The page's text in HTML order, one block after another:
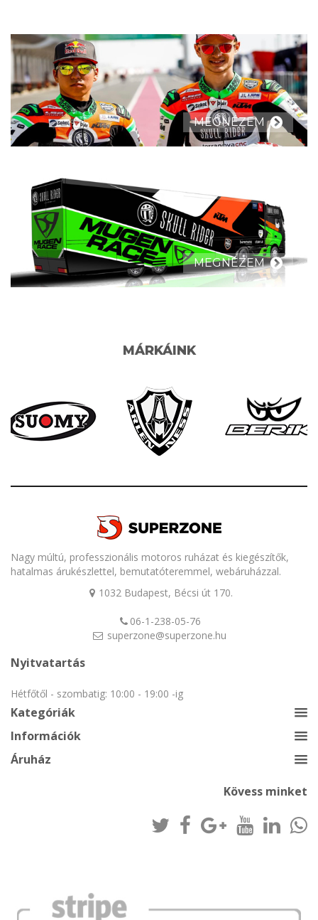
MEGNÉZEM
MEGNÉZEM
MÁRKÁINK
Nagy múltú, professzionális motoros ruházat és kiegészítők,
hatalmas árukészlettel, bemutatóteremmel, webáruházzal.
1032 Budapest, Bécsi út 170.
06-1-238-05-76
superzone@superzone.hu
Nyitvatartás
Hétfőtől - szombatig: 10:00 - 19:00 -ig
Kategóriák
Információk
Áruház
Kövess minket